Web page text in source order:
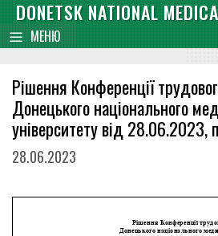
content
Skip
to
content
DONETSK NATIONAL
МЕНЮ
Рішення Конференції
Донецького національного
університету від
28.06.2023